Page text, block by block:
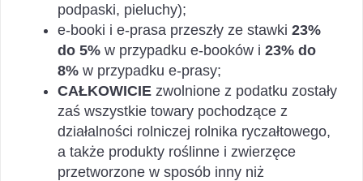
podpaski, pieluchy);
e-booki i e-prasa przeszły ze stawki 23%
do 5% w przypadku e-booków i 23% do
8% w przypadku e-prasy;
CAŁKOWICIE zwolnione z podatku zostały
zaś wszystkie towary pochodzące z
działalności rolniczej rolnika ryczałtowego,
a także produkty roślinne i zwierzęce
przetworzone w sposób inny niż